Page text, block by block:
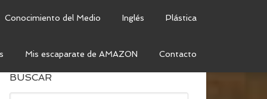
Conocimiento del Medio Inglés Plástica
Mis escaparate de AMAZON Contacto
BUSCAR